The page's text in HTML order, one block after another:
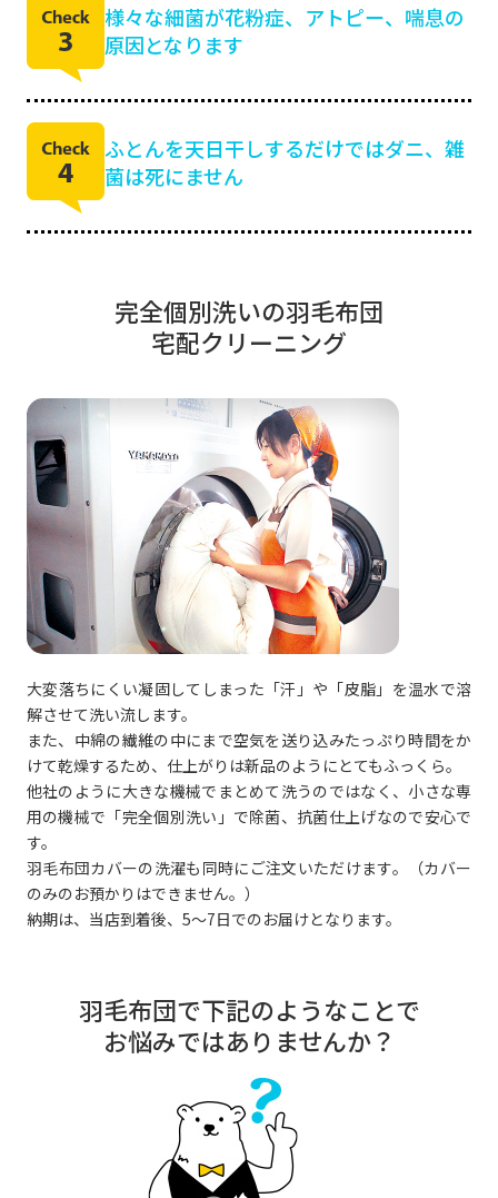
様々な細菌が花粉症、アトピー、喘息の
原因となります
ふとんを天日干しするだけではダニ、雑
菌は死にません
完全個別洗いの羽毛布団
宅配クリーニング
大変落ちにくい凝固してしまった「汗」や「皮脂」を温水で溶
解させて洗い流します。
また、中綿の繊維の中にまで空気を送り込みたっぷり時間をか
けて乾燥するため、仕上がりは新品のようにとてもふっくら。
他社のように大きな機械でまとめて洗うのではなく、小さな専
用の機械で「完全個別洗い」で除菌、抗菌仕上げなので安心で
す。
羽毛布団カバーの洗濯も同時にご注文いただけます。（カバー
のみのお預かりはできません。）
納期は、当店到着後、5～7日でのお届けとなります。
羽毛布団で下記のようなことで
お悩みではありませんか？